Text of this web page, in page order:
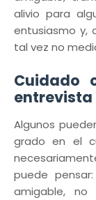
alivio para
entusiasmo y,
tal vez no
Cuidado
entrevista
Algunos
grado en el
puede
amigable,